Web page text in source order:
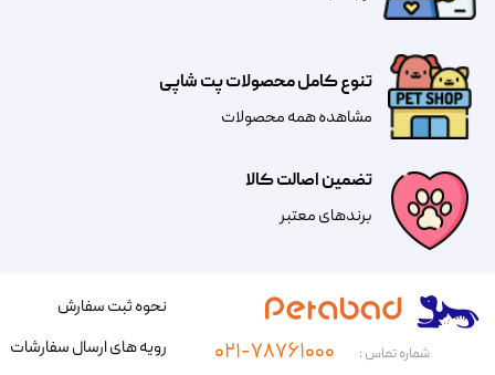
تضمین اصالت کالا
​​برندهای معتبر​​​​​​​
تنوع کامل محصولات پت شاپی
مشاهده همه محصولات
شماره تماس : ۰۲۱-۷۸۷۶۱۰۰۰
نحوه ثبت سفارش
رویه های ارسال سفارشات